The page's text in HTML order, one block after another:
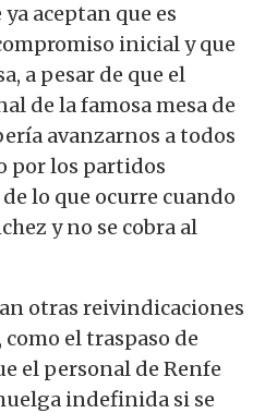
aceptan que es
inicial y que
a pesar de que el
de la famosa mesa de
avanzarnos a todos
por los partidos
lo que ocurre cuando
y no se cobra al
otras reivindicaciones
el traspaso de
el personal de Renfe
indefinida si se